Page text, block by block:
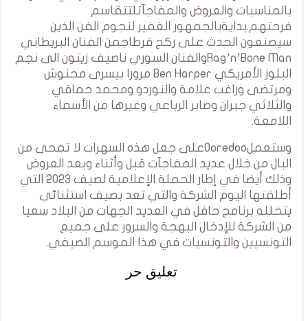
بالمناسبات والعروض والمفاجآتلتتقاسم
فرحتهم.بدايةبالجمهور الغفير لنجوم الفن الذين
سيصنعون الحدث على ركح قرطاجمن الفنان البريطاني
Rag’n’Bone Manوالفنان السوري ناصيف زيتون الى نجم
البلوز الأمريكي Ben Harper مرورا بيسرى محنوش
ومرتضى وراغب علامة والنوردو ومحمد حماقي
والثلاثي جبران وصابر الرباعي وغيرها من الأسماء
اللامعة.
وستعملOoredooعلى جعل هذه السهرات لا تمحى من
البال من خلال عديد المفاجآت قبل وأثناء وبعد العروض
وذلك أيضا في إطار الحملة الإعلامية لصيف 2023 التي
أطلقتها اليوم الشركة والتي تعد بصيف استثنائي
يتخلله برنامج حافل في العديد الجهات من البلاد سعيا
من الشركة للإدخال البهجة والسرور على جميع
التونسيين والتونسيات في هذا الموسم الصيفي.
تعليق حر